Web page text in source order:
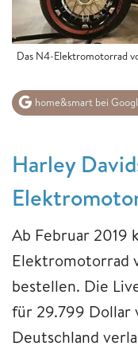
Das N4-Elektromotorrad
home&smart bei
Harley
Ab Februar 2019
Elektromotorrad
bestellen. Die
für 29.799 Dollar
Deutschland